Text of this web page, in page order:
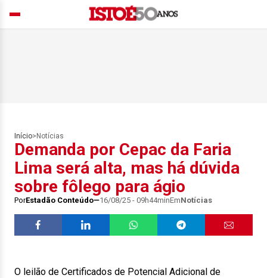
Início> Notícias
Demanda por Cepac da Faria
Lima será alta, mas há dúvida
sobre fôlego para ágio
PorEstadão Conteúdo 16/08/25 - 09h44minEmNotícias
O leilão de Certificados de Potencial Adicional de